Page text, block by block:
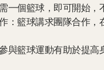
一個籃球，即可開始，
：籃球講求團隊合作
與籃球運動有助於提